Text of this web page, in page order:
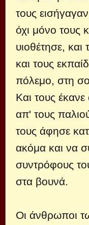
τους
όχι μόνο τους
υιοθέτησε,
και τους
πόλεμο, στη
Και τους
απ' τους
τους άφησε
ακόμα και να
συντρόφους
στα βουνά.
Οι άνθρωποι